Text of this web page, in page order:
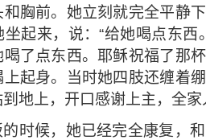
胸前。她立刻就完全平静
起来，说：“给她喝点东
了点东西。耶稣祝福了那
上起身。当时她四肢还缠着
地上，开口感谢上主，全家
时候，她已经完全康复，